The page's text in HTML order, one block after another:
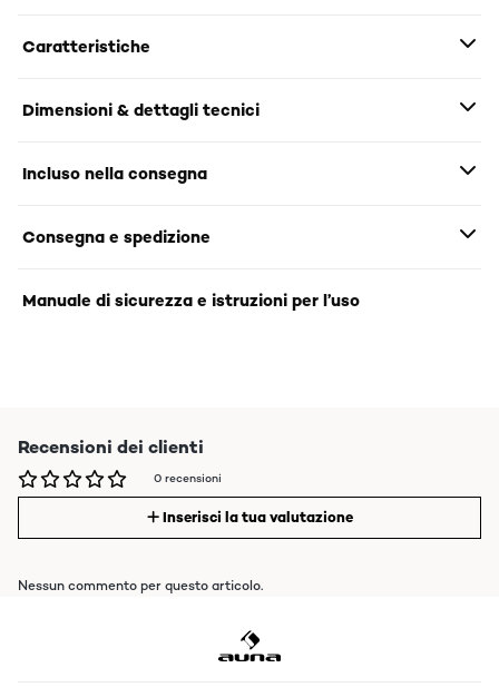
Caratteristiche
Dimensioni & dettagli tecnici
Incluso nella consegna
Consegna e spedizione
Manuale di sicurezza e istruzioni per l’uso
Recensioni dei clienti
0 recensioni
Inserisci la tua valutazione
Nessun commento per questo articolo.